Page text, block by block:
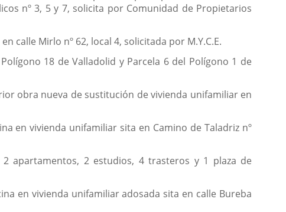
nº 3, 5 y 7, solicita por Comunidad de Propietarios
calle Mirlo nº 62, local 4, solicitada por M.Y.C.E.
18 de Valladolid y Parcela 6 del Polígono 1 de
obra nueva de sustitución de vivienda unifamiliar en
en vivienda unifamiliar sita en Camino de Taladriz nº
apartamentos, 2 estudios, 4 trasteros y 1 plaza de
en vivienda unifamiliar adosada sita en calle Bureba